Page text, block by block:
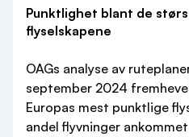
Punktlighet blant de
flyselskapene
OAGs analyse av
september 2024
Europas mest punktlige
andel flyvninger